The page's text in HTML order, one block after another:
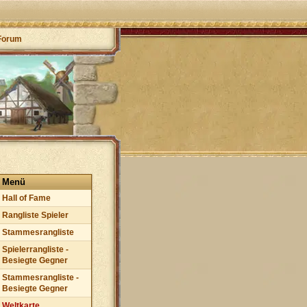
Menü
Hall of Fame
Rangliste Spieler
Stammesrangliste
Spielerrangliste -
Besiegte Gegner
Stammesrangliste -
Besiegte Gegner